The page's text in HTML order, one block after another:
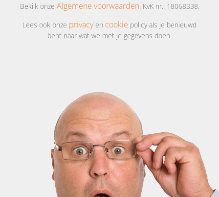
Bekijk onze Algemene voorwaarden. KvK nr.: 18068338.
Lees ook onze privacyen cookie policy als je benieuwd
bent naar wat we met je gegevens doen.